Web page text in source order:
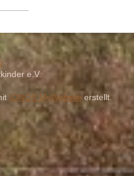
e.V.
IONOS MyWebsite erstellt.